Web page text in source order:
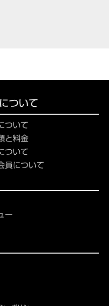
ついて
ついて
と料金
ついて
員について
ー